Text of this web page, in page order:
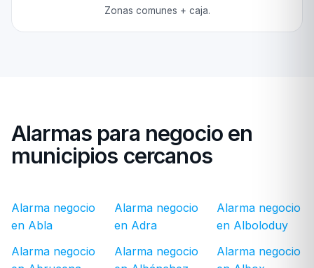
Zonas comunes + caja.
Alarmas para negocio en
municipios cercanos
Alarma negocio
en Abla
Alarma negocio
Alarma negocio
en Adra
Alarma negocio
Alarma negocio
en Alboloduy
Alarma negocio